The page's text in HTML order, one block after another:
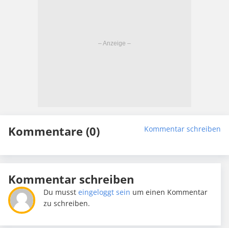
Kommentare (0) Kommentar schreiben
Kommentar schreiben
Du mussteingeloggt sein um einen Kommentar
zu schreiben.